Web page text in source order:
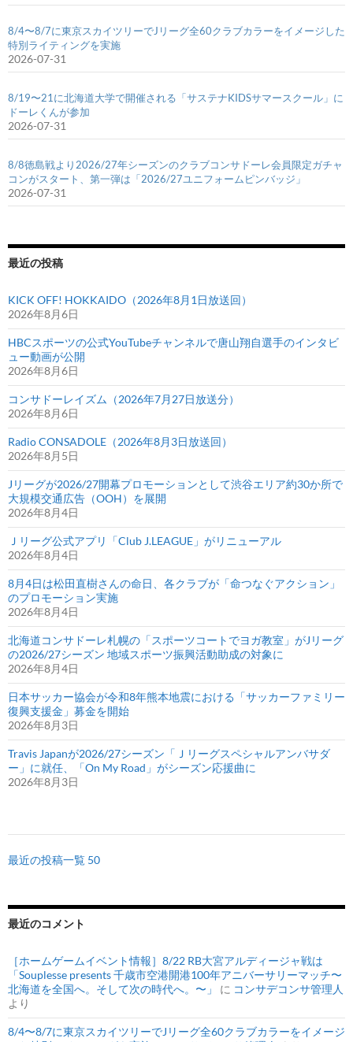
8/4〜8/7に東京スカイツリーでJリーグ全60クラブカラーをイメージした
特別ライティングを実施
2026-07-31
8/19〜21に北海道大学で開催される「サステナKIDSサマースクール」に
ドーレくんが参加
2026-07-31
8/8徳島戦より2026/27年シーズンのクラブコンサドーレ会員限定ガチャ
コンがスタート、第一弾は「2026/27ユニフォームピンバッジ」
2026-07-31
最近の投稿
KICK OFF! HOKKAIDO（2026年8月1日放送回）
2026年8月6日
HBCスポーツの公式YouTubeチャンネルで唐山翔自選手のインタビ
ュー動画が公開
2026年8月6日
コンサドーレイズム（2026年7月27日放送分）
2026年8月6日
Radio CONSADOLE（2026年8月3日放送回）
2026年8月5日
Jリーグが2026/27開幕プロモーションとして渋谷エリア約30か所で
大規模交通広告（OOH）を展開
2026年8月4日
Ｊリーグ公式アプリ「Club J.LEAGUE」がリニューアル
2026年8月4日
8月4日は松田直樹さんの命日、各クラブが「命つなぐアクション」
のプロモーション実施
2026年8月4日
北海道コンサドーレ札幌の「スポーツコートでヨガ教室」がJリーグ
の2026/27シーズン 地域スポーツ振興活動助成の対象に
2026年8月4日
日本サッカー協会が令和8年熊本地震における「サッカーファミリー
復興支援金」募金を開始
2026年8月3日
Travis Japanが2026/27シーズン「Ｊリーグスペシャルアンバサダ
ー」に就任、「On My Road」がシーズン応援曲に
2026年8月3日
最近の投稿一覧 50
最近のコメント
［ホームゲームイベント情報］8/22 RB大宮アルディージャ戦は
「Souplesse presents 千歳市空港開港100年アニバーサリーマッチ〜
北海道を全国へ。そして次の時代へ。〜」
に コンサデコンサ管理人
より
8/4〜8/7に東京スカイツリーでJリーグ全60クラブカラーをイメージ